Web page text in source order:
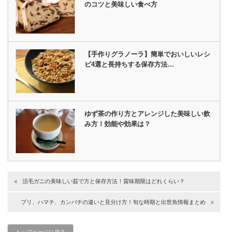
のコツと美味しい食べ方
【手作りグラノーラ】簡単でおいしいレシ
ピ4選と長持ちする保存方法…
ゆず茶の作り方とアレンジした美味しい飲
み方！効能や効果は？
活毛ガニの美味しい茹で方と保存方法！賞味期限はどれくらい？
ブリ、ハマチ、カンパチの違いと見分け方！旬な時期と出世魚情報まとめ